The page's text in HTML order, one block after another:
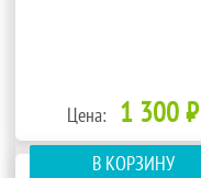
Цена: 1 300 ₽
В КОРЗИНУ